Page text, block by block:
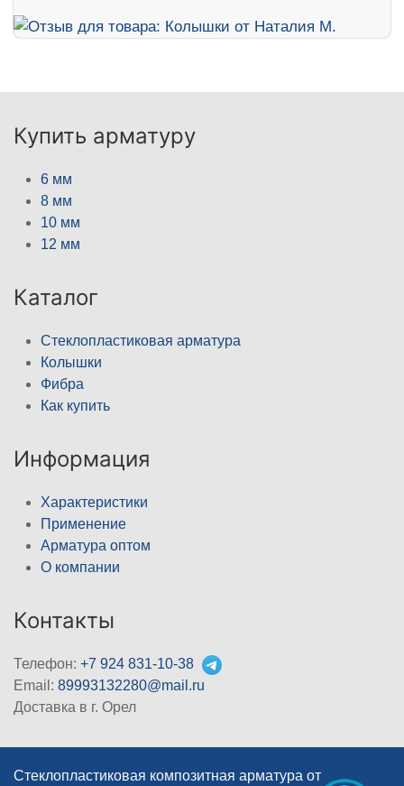
Купить арматуру
6 мм
8 мм
10 мм
12 мм
Каталог
Стеклопластиковая арматура
Колышки
Фибра
Как купить
Информация
Характеристики
Применение
Арматура оптом
О компании
Контакты
Телефон: +7 924 831-10-38
Email: 89993132280@mail.ru
Доставка в г. Орел
Стеклопластиковая композитная арматура от